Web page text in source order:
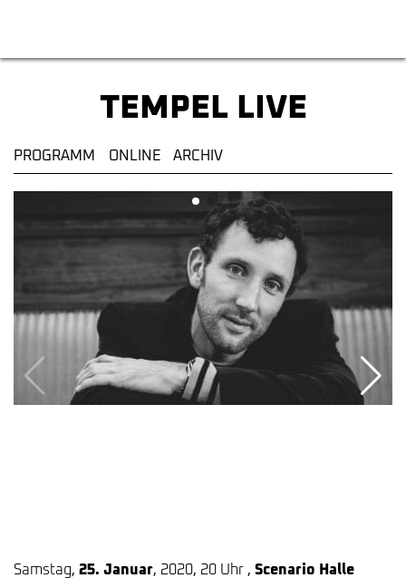
TEMPEL LIVE
PROGRAMM ONLINE ARCHIV
Samstag, 25. Januar, 2020, 20 Uhr , Scenario Halle